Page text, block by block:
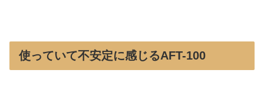
使っていて不安定に感じるAFT-100